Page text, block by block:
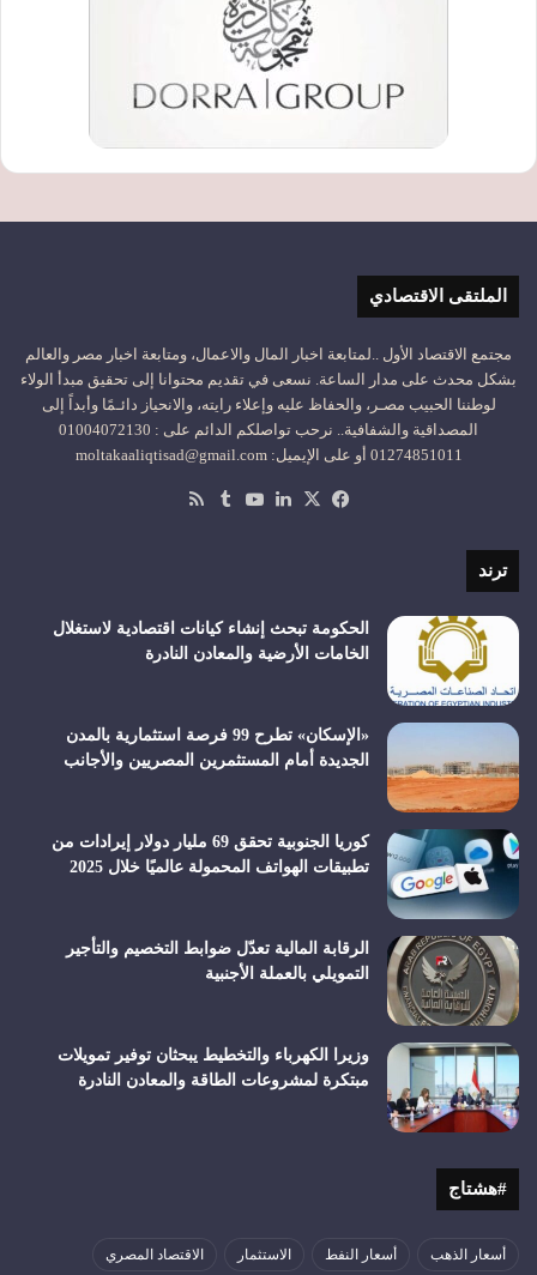
الملتقى الاقتصادي
مجتمع الاقتصاد الأول ..لمتابعة اخبار المال والاعمال، ومتابعة اخبار مصر والعالم
بشكل محدث على مدار الساعة. نسعى في تقديم محتوانا إلى تحقيق مبدأ الولاء
لوطننا الحبيب مصـر، والحفاظ عليه وإعلاء رايته، والانحياز دائـمًا وأبداً إلى
المصداقية والشفافية.. نرحب تواصلكم الدائم على : 01004072130
01274851011 أو على الإيميل: moltakaaliqtisad@gmail.com
فيسبوك
‫X لينكدإن‫YouTube
ترند
الحكومة تبحث إنشاء كيانات اقتصادية لاستغلال
الخامات الأرضية والمعادن النادرة
«الإسكان» تطرح 99 فرصة استثمارية بالمدن
الجديدة أمام المستثمرين المصريين والأجانب
كوريا الجنوبية تحقق 69 مليار دولار إيرادات من
تطبيقات الهواتف المحمولة عالميًا خلال 2025
الرقابة المالية تعدّل ضوابط التخصيم والتأجير
التمويلي بالعملة الأجنبية
وزيرا الكهرباء والتخطيط يبحثان توفير تمويلات
مبتكرة لمشروعات الطاقة والمعادن النادرة
#هشتاج
أسعار الذهب أسعار النفط الاستثمار الاقتصاد المصري